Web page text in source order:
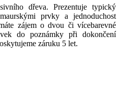
dřeva. Prezentuje typický
prvky a jednoduchost
zájem o dvou či vícebarevné
do poznámky při dokončení
záruku 5 let.